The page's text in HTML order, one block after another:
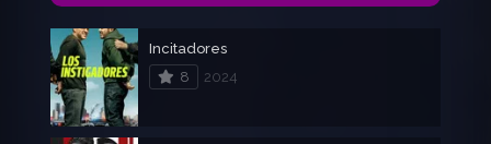
Incitadores
8
2024